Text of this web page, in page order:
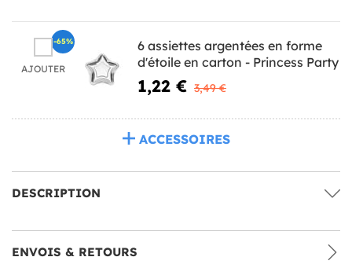
AJOUTER
6 assiettes argentées en forme
d'étoile en carton - Princess Party
1,22 € 3,49 €
-65%
ACCESSOIRES
DESCRIPTION
ENVOIS & RETOURS